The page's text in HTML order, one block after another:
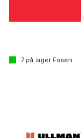
7 på lager Fosen